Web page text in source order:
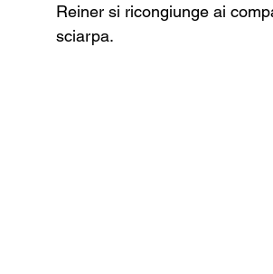
Reiner si ricongiunge ai
sciarpa.